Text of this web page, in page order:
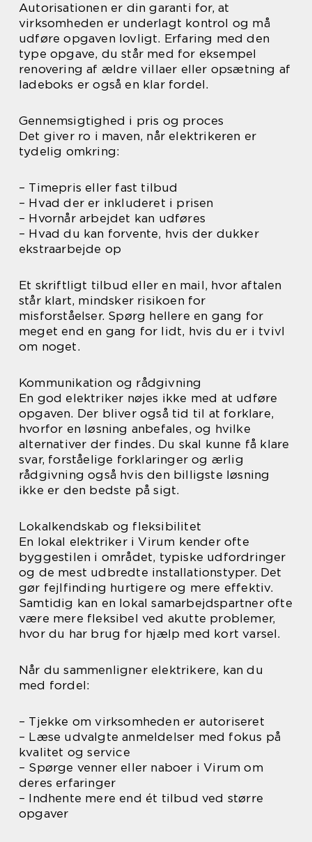
Autorisationen er din garanti for, at
virksomheden er underlagt kontrol og må
udføre opgaven lovligt. Erfaring med den
type opgave, du står med for eksempel
renovering af ældre villaer eller opsætning af
ladeboks er også en klar fordel.
Gennemsigtighed i pris og proces
Det giver ro i maven, når elektrikeren er
tydelig omkring:
– Timepris eller fast tilbud
– Hvad der er inkluderet i prisen
– Hvornår arbejdet kan udføres
– Hvad du kan forvente, hvis der dukker
ekstraarbejde op
Et skriftligt tilbud eller en mail, hvor aftalen
står klart, mindsker risikoen for
misforståelser. Spørg hellere en gang for
meget end en gang for lidt, hvis du er i tvivl
om noget.
Kommunikation og rådgivning
En god elektriker nøjes ikke med at udføre
opgaven. Der bliver også tid til at forklare,
hvorfor en løsning anbefales, og hvilke
alternativer der findes. Du skal kunne få klare
svar, forståelige forklaringer og ærlig
rådgivning også hvis den billigste løsning
ikke er den bedste på sigt.
Lokalkendskab og fleksibilitet
En lokal elektriker i Virum kender ofte
byggestilen i området, typiske udfordringer
og de mest udbredte installationstyper. Det
gør fejlfinding hurtigere og mere effektiv.
Samtidig kan en lokal samarbejdspartner ofte
være mere fleksibel ved akutte problemer,
hvor du har brug for hjælp med kort varsel.
Når du sammenligner elektrikere, kan du
med fordel:
– Tjekke om virksomheden er autoriseret
– Læse udvalgte anmeldelser med fokus på
kvalitet og service
– Spørge venner eller naboer i Virum om
deres erfaringer
– Indhente mere end ét tilbud ved større
opgaver